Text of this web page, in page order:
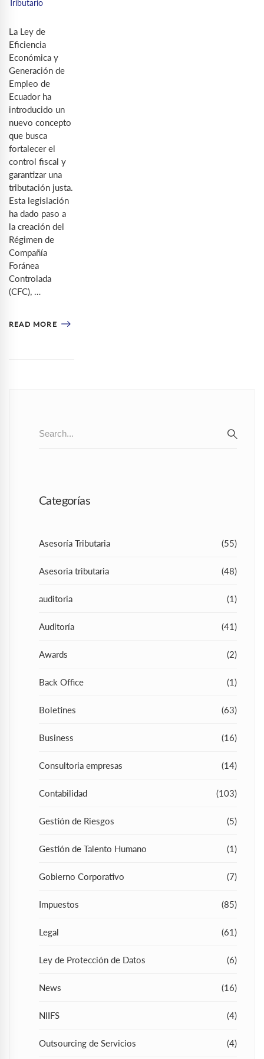
Tributario
La Ley de
Eficiencia
Económica y
Generación de
Empleo de
Ecuador ha
introducido un
nuevo concepto
que busca
fortalecer el
control fiscal y
garantizar una
tributación justa.
Esta legislación
ha dado paso a
la creación del
Régimen de
Compañía
Foránea
Controlada
(CFC), …
READ MORE
for:
Categorías
Asesoría Tributaria (55)
Asesoria tributaria (48)
auditoria (1)
Auditoría (41)
Awards (2)
Back Office (1)
Boletines (63)
Business (16)
Consultoria empresas (14)
Contabilidad (103)
Gestión de Riesgos (5)
Gestión de Talento Humano (1)
Gobierno Corporativo (7)
Impuestos (85)
Legal (61)
Ley de Protección de Datos (6)
News (16)
NIIFS (4)
Outsourcing de Servicios (4)